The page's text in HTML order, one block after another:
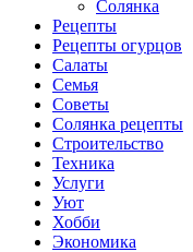
Солянка
Рецепты
Рецепты огурцов
Салаты
Семья
Советы
Солянка рецепты
Строительство
Техника
Услуги
Уют
Хобби
Экономика